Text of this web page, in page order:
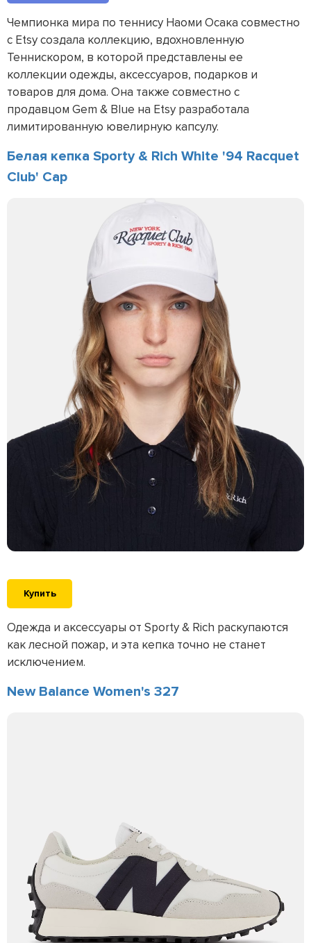
Чемпионка мира по теннису Наоми Осака совместно
с Etsy создала коллекцию, вдохновленную
Теннискором, в которой представлены ее
коллекции одежды, аксессуаров, подарков и
товаров для дома. Она также совместно с
продавцом Gem & Blue на Etsy разработала
лимитированную ювелирную капсулу.
Белая кепка Sporty & Rich White '94 Racquet
Club' Cap
Купить
Одежда и аксессуары от Sporty & Rich раскупаются
как лесной пожар, и эта кепка точно не станет
исключением.
New Balance Women's 327